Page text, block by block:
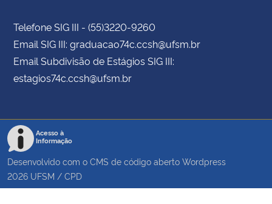
Telefone SIG III - (55)3220-9260
Email SIG III: graduacao74c.ccsh@ufsm.br
Email Subdivisão de Estágios SIG III:
estagios74c.ccsh@ufsm.br
Acesso à
Informação
Desenvolvido com o CMS de código aberto Wordpress
2026 UFSM / CPD